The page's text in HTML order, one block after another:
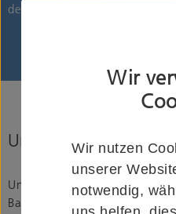
Wir
Wir nutzen
unserer
notwendig,
der Leitung von
Unsere Marken
Unter den Marken HELM
Baubeschläge, KWS Sanitär